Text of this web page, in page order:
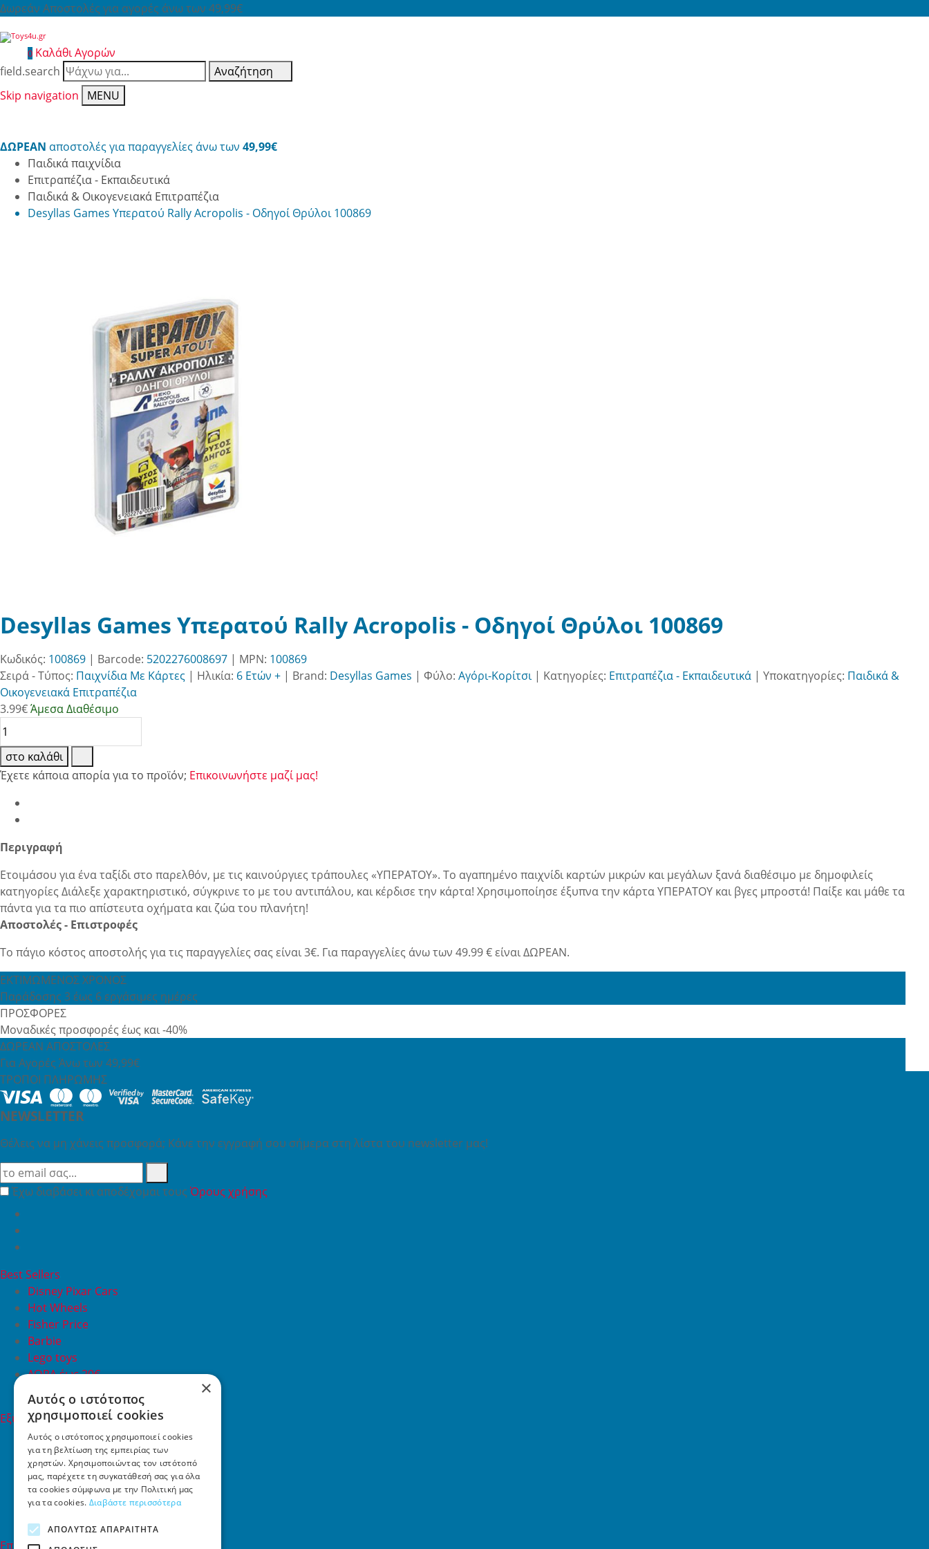
Δωρεάν Αποστολές για αγορές άνω των 49,99€
0 Καλάθι Αγορών
field.search
Αναζήτηση
Skip navigation
MENU
ΔΩΡΕΑΝ αποστολές για παραγγελίες άνω των 49,99€
Παιδικά παιχνίδια
Επιτραπέζια - Εκπαιδευτικά
Παιδικά & Οικογενειακά Επιτραπέζια
Desyllas Games Υπερατού Rally Acropolis - Οδηγοί Θρύλοι 100869
Desyllas Games Υπερατού Rally Acropolis - Οδηγοί Θρύλοι 100869
Κωδικός: 100869 | Barcode: 5202276008697 | MPN: 100869
Σειρά - Τύπος: Παιχνίδια Με Κάρτες | Ηλικία: 6 Ετών + | Brand: Desyllas Games | Φύλο: Αγόρι-Κορίτσι| Κατηγορίες: Επιτραπέζια - Εκπαιδευτικά | Υποκατηγορίες: Παιδικά &
Οικογενειακά Επιτραπέζια
3.99€Άμεσα Διαθέσιμο
στο καλάθι
Έχετε κάποια απορία για το προϊόν; Επικοινωνήστε μαζί μας!
Περιγραφή
Ετοιμάσου για ένα ταξίδι στο παρελθόν, με τις καινούργιες τράπουλες «ΥΠΕΡΑΤΟΥ». Το αγαπημένο παιχνίδι καρτών μικρών και μεγάλων ξανά διαθέσιμο με δημοφιλείς
κατηγορίες Διάλεξε χαρακτηριστικό, σύγκρινε το με του αντιπάλου, και κέρδισε την κάρτα! Χρησιμοποίησε έξυπνα την κάρτα ΥΠΕΡΑΤΟΥ και βγες μπροστά! Παίξε και μάθε τα
πάντα για τα πιο απίστευτα οχήματα και ζώα του πλανήτη!
Αποστολές - Επιστροφές
Το πάγιο κόστος αποστολής για τις παραγγελίες σας είναι 3€. Για παραγγελίες άνω των 49.99 € είναι ΔΩΡΕΑΝ.
ΕΚΤΙΜΩΜΕΝΟΣ ΧΡΟΝΟΣ
Παράδοσης 3 έως 6 εργάσιμες ημέρες
ΠΡΟΣΦΟΡΕΣ
Μοναδικές προσφορές έως και -40%
ΔΩΡΕΑΝ ΑΠΟΣΤΟΛΕΣ
Για Αγορές Άνω των 49,99€
ΤΡΟΠΟΙ ΠΛΗΡΩΜΗΣ
NEWSLETTER
Θέλεις να μη χάνεις προσφορά; Κάνε την εγγραφή σου σήμερα στη λίστα του newsletter μας!
Έχω διαβάσει κι αποδέχομαι τουςΌρους χρήσης
Best Sellers
Disney Pixar Cars
Hot Wheels
Fisher Price
Barbie
Lego toys
ΔΩΡΑ έως 20€
ΠΡΟΣΦΟΡΕΣ
Εξυπηρέτηση Πελατών
Εξυπηρέτηση πελατών
Συχνές ερωτήσεις
Όροι χρήσης
Τρόποι Πληρωμής
Επιστροφές
Επικοινωνία
×
Αυτός ο ιστότοπος
χρησιμοποιεί cookies
Αυτός ο ιστότοπος χρησιμοποιεί cookies
για τη βελτίωση της εμπειρίας των
χρηστών. Χρησιμοποιώντας τον ιστότοπό
μας, παρέχετε τη συγκατάθεσή σας για όλα
τα cookies σύμφωνα με την Πολιτική μας
για τα cookies. Διαβάστε περισσότερα
ΑΠΟΛΎΤΩΣ ΑΠΑΡΑΊΤΗΤΑ